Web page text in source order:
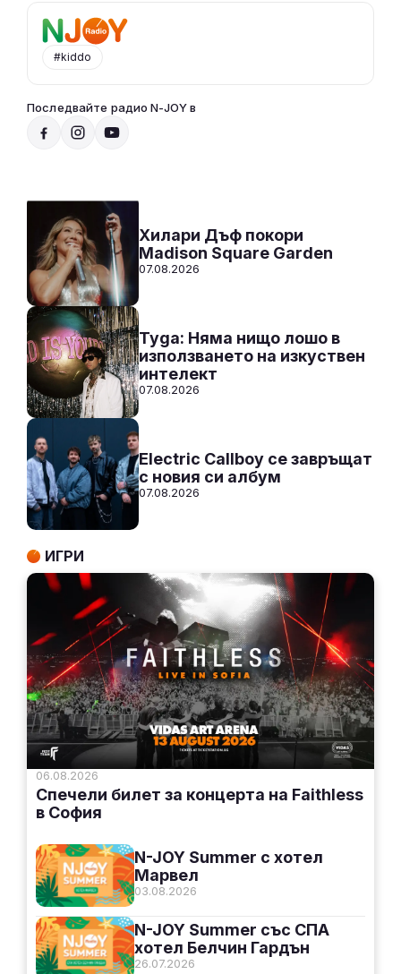
#kiddo
Последвайте радио N-JOY в
СЛУШАЙ
00:00 - 12:00
Хилари Дъф покори
Madison Square Garden
07.08.2026
Tyga: Няма нищо лошо в
използването на изкуствен
интелект
07.08.2026
Electric Callboy се завръщат
с новия си албум
07.08.2026
ИГРИ
06.08.2026
Спечели билет за концерта на Faithless
в София
03.08.2026
N-JOY Summer с хотел
Марвел
26.07.2026
N-JOY Summer със СПА
хотел Белчин Гардън